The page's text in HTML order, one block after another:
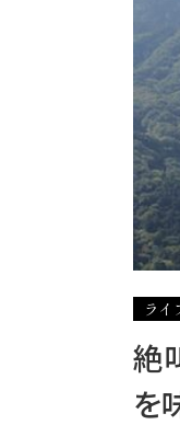
ライ
絶
を